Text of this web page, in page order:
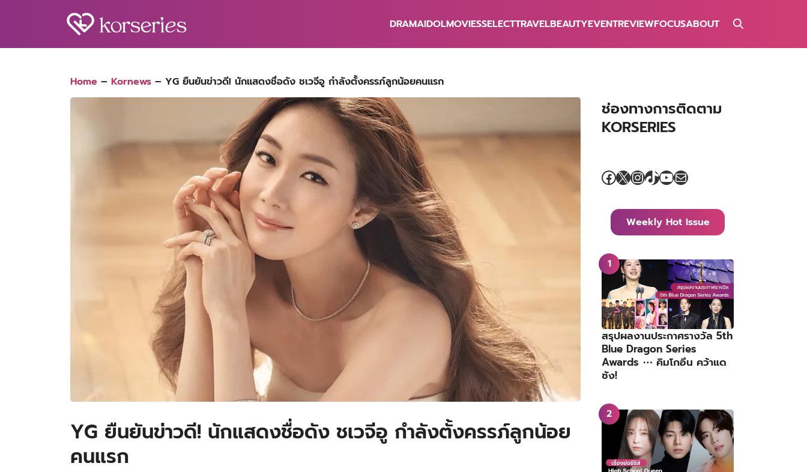
DRAMAIDOLMOVIESSELECTTRAVELBEAUTYEVENTREVIEWFOCUSABOUT
Home – Kornews – YG ยืนยันข่าวดี! นักแสดงชื่อดัง ชเวจีอู กำลังตั้งครรภ์ลูกน้อยคนแรก
YG ยืนยันข่าวดี! นักแสดงชื่อดัง ชเวจีอู กำลังตั้งครรภ์ลูกน้อย
คนแรก
ช่องทางการติดตาม
KORSERIES
Facebook
X Instagram
TikTok
YouTube
Mail
Weekly Hot Issue
สรุปผลงานประกาศรางวัล 5th
Blue Dragon Series
Awards ⋯ คิมโกอึน คว้าแด
ซัง!